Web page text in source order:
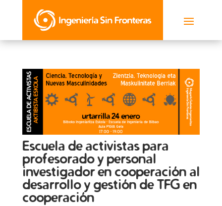
Escuela de activistas para
profesorado y personal
investigador en cooperación al
desarrollo y gestión de TFG en
cooperación